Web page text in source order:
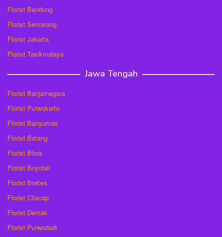
Florist Bandung
Florist Semarang
Florist Jakarta
Florist Tasikmalaya
Jawa Tengah
Florist Banjarnegara
Florist Purwokerto
Florist Banyumas
Florist Batang
Florist Blora
Florist Boyolali
Florist Brebes
Florist Cilacap
Florist Demak
Florist Purwodadi